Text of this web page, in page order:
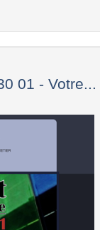
01 - Votre...